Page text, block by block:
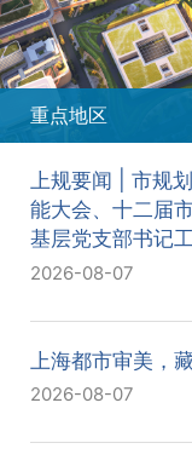
重点地区
上规要闻 | 市规
能大会、十二届
基层党支部书记
2026-08-07
上海都市审美，
2026-08-07